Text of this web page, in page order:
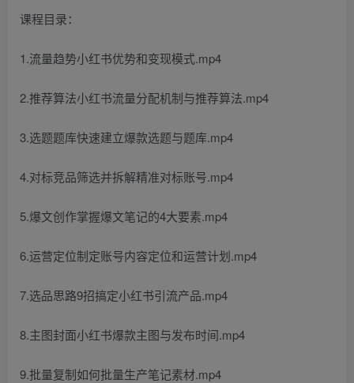
课程目录：
1.流量趋势小红书优势和变现模式.mp4
2.推荐算法小红书流量分配机制与推荐算法.mp4
3.选题题库快速建立爆款选题与题库.mp4
4.对标竞品筛选并拆解精准对标账号.mp4
5.爆文创作掌握爆文笔记的4大要素.mp4
6.运营定位制定账号内容定位和运营计划.mp4
7.选品思路9招搞定小红书引流产品.mp4
8.主图封面小红书爆款主图与发布时间.mp4
9.批量复制如何批量生产笔记素材.mp4